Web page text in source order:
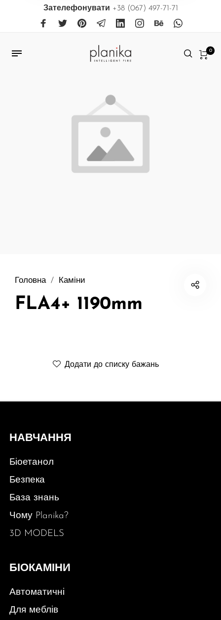
Зателефонувати +38 (067) 497-71-71
0
Головна / Каміни
FLA4+ 1190mm
Додати до списку бажань
НАВЧАННЯ
Біоетанол
Безпека
База знань
Чому Planika?
3D MODELS
БІОКАМІНИ
Автоматичні
Для меблів